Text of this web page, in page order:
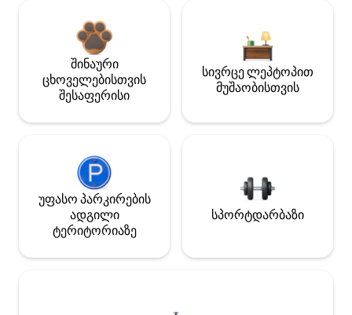
შინაური
ცხოველებისთვის
შესაფერისი
სივრცე ლეპტოპით
მუშაობისთვის
უფასო პარკირების
ადგილი
ტერიტორიაზე
სპორტდარბაზი